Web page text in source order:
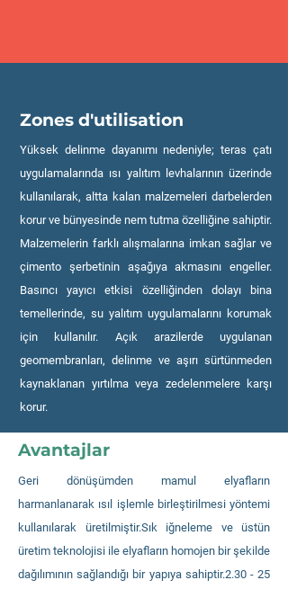
Zones d'utilisation
Yüksek delinme dayanımı nedeniyle; teras çatı
uygulamalarında ısı yalıtım levhalarının üzerinde
kullanılarak, altta kalan malzemeleri darbelerden
korur ve bünyesinde nem tutma özelliğine sahiptir.
Malzemelerin farklı alışmalarına imkan sağlar ve
çimento şerbetinin aşağıya akmasını engeller.
Basıncı yayıcı etkisi özelliğinden dolayı bina
temellerinde, su yalıtım uygulamalarını korumak
için kullanılır. Açık arazilerde uygulanan
geomembranları, delinme ve aşırı sürtünmeden
kaynaklanan yırtılma veya zedelenmelere karşı
korur.
Avantajlar
Geri dönüşümden mamul elyafların
harmanlanarak ısıl işlemle birleştirilmesi yöntemi
kullanılarak üretilmiştir.Sık iğneleme ve üstün
üretim teknolojisi ile elyafların homojen bir şekilde
dağılımının sağlandığı bir yapıya sahiptir.2.30 - 25